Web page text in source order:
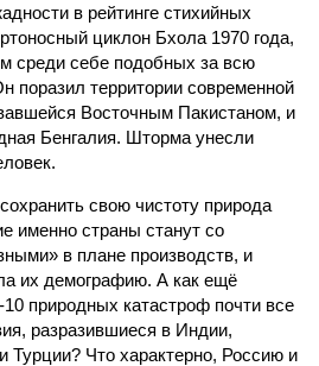
в рейтинге стихийных
циклон Бхола 1970 года,
себе подобных за всю
поразил территории современной
Восточным Пакистаном, и
Бенгалия. Шторма унесли
свою чистоту природа
именно страны станут со
в плане производств, и
их демографию. А как ещё
10 природных катастроф почти все
разразившиеся в Индии,
Турции? Что характерно, Россию и